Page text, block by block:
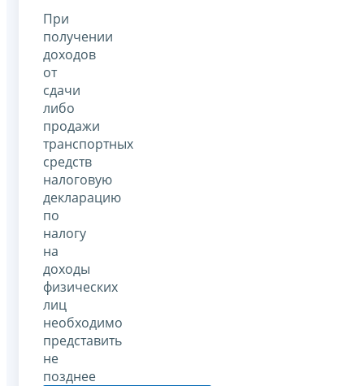
При
получении
доходов
от
сдачи
либо
продажи
транспортных
средств
налоговую
декларацию
по
налогу
на
доходы
физических
лиц
необходимо
представить
не
позднее